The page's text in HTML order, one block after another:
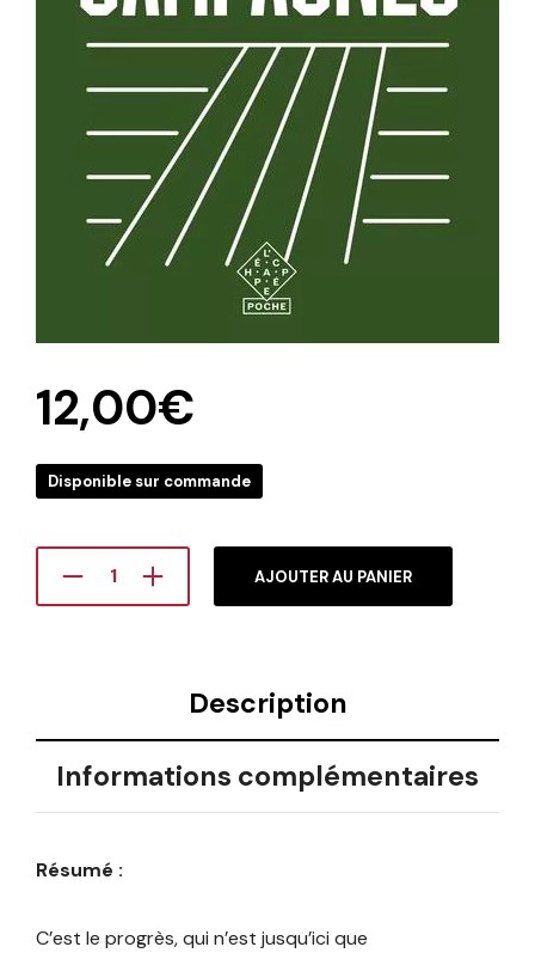
12,00€
Disponible sur commande
AJOUTER AU PANIER
Description
Informations complémentaires
Résumé :
C’est le progrès, qui n’est jusqu’ici que